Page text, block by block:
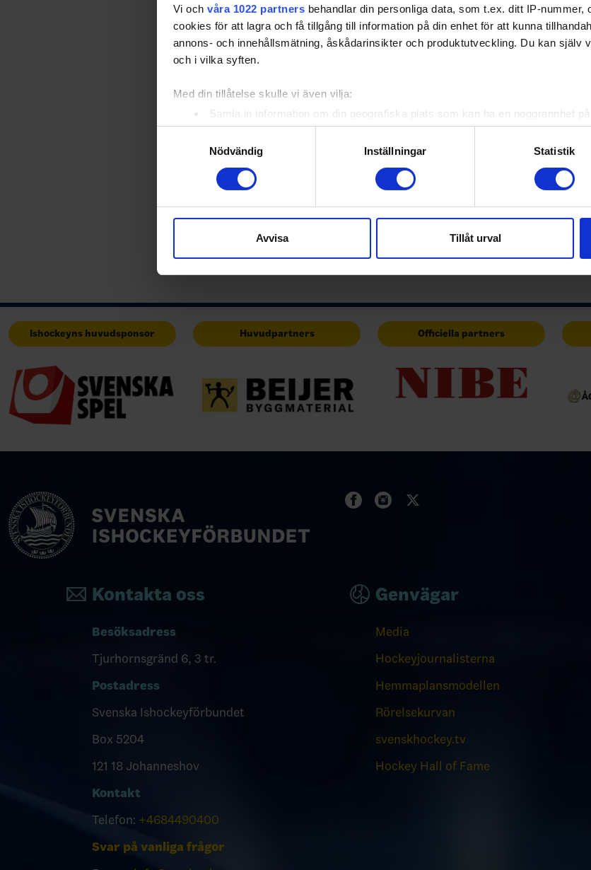
Vi och våra 1022 partners behandlar din personliga data, som t.ex. ditt IP-nummer,
cookies för att lagra och få tillgång till information på din enhet för att kunna
annons- och innehållsmätning, åskådarinsikter och produktutveckling. Du kan själv
och i vilka syften.
Med din tillåtelse skulle vi även vilja:
Samla in information om din geografiska plats som kan ha en noggrannhet
Identifiera din enhet genom att aktivt skanna den för specifika kännetecken
Ta reda på mer om hur dina personliga uppgifter behandlas och ställ in dina
eller dra tillbaka ditt samtycke när som helst från cookie-förklaringen.
sociala medier och analysera vår trafik. Vi vidarebefordrar även sådana
till de sociala medier och annons- och analysföretag som vi samarbetar med.
Nödvändig
Inställningar Statistik
Avvisa Tillåt urval
Ishockeyns huvudsponsor Huvudpartners Officiella partners
Kontakta oss
Besöksadress
Tjurhornsgränd 6, 3 tr.
Postadress
Svenska Ishockeyförbundet
Box 5204
121 18 Johanneshov
Kontakt
Telefon: +4684490400
Svar på vanliga frågor
Genvägar
Media
Hockeyjournalisterna
Hemmaplansmodellen
Rörelsekurvan
svenskhockey.tv
Hockey Hall of Fame